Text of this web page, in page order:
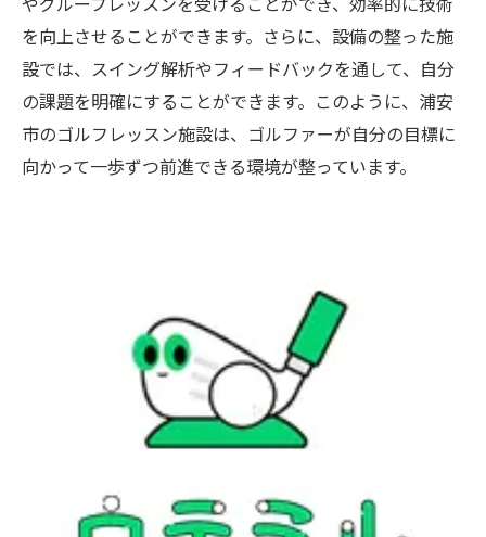
を向上させることができます。さらに、設備の整った施
設では、スイング解析やフィードバックを通して、自分
の課題を明確にすることができます。このように、浦安
市のゴルフレッスン施設は、ゴルファーが自分の目標に
向かって一歩ずつ前進できる環境が整っています。